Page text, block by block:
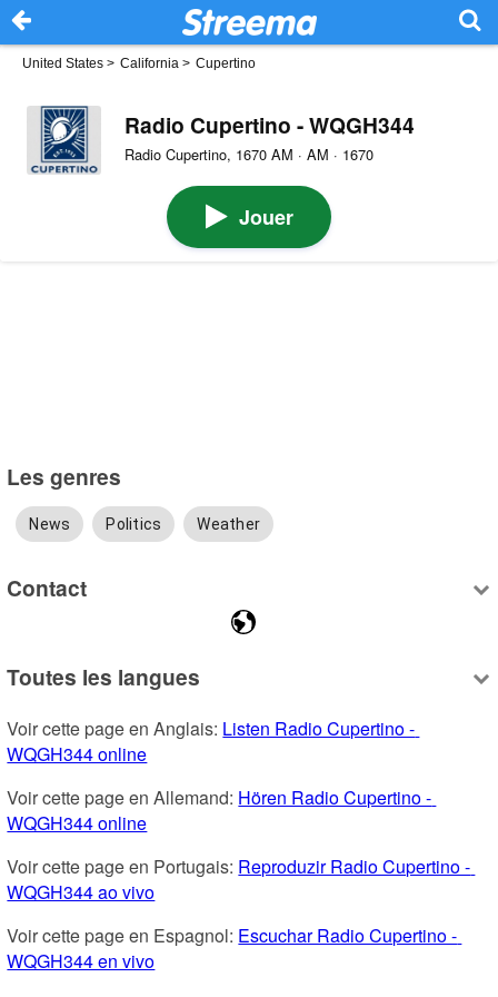
United States > California > Cupertino
Radio Cupertino - WQGH344
Radio Cupertino, 1670 AM · AM · 1670
Jouer
Les genres
News Politics Weather
Contact
Toutes les langues
Voir cette page en Anglais: Listen Radio Cupertino -
WQGH344 online
Voir cette page en Allemand: Hören Radio Cupertino -
WQGH344 online
Voir cette page en Portugais: Reproduzir Radio Cupertino -
WQGH344 ao vivo
Voir cette page en Espagnol: Escuchar Radio Cupertino -
WQGH344 en vivo